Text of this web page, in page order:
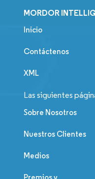
MORDOR
Inicio
Contáctenos
XML
Las siguientes
Sobre Nosotros
Nuestros Clientes
Medios